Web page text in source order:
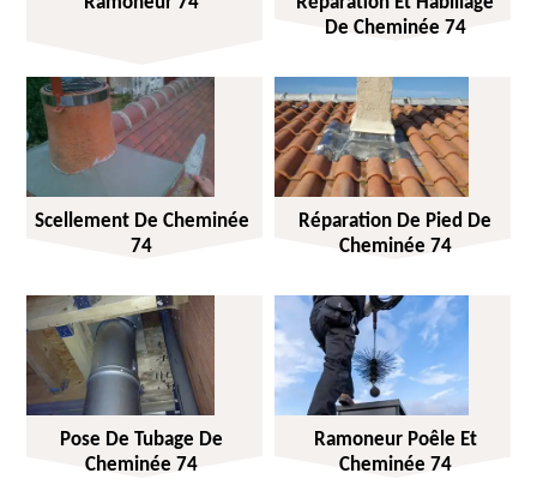
De Cheminée 74
Scellement De Cheminée
74
Réparation De Pied De
Cheminée 74
Pose De Tubage De
Cheminée 74
Ramoneur Poêle Et
Cheminée 74